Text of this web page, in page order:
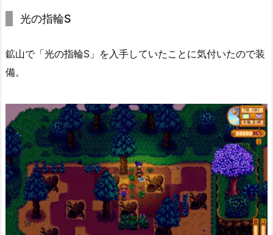
光の指輪S
鉱山で「光の指輪S」を入手していたことに気付いたので装
備。